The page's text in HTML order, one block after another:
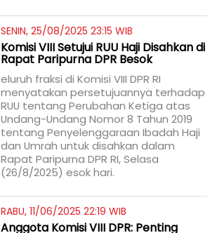
SENIN, 25/08/2025 23:15 WIB
Komisi VIII Setujui RUU Haji Disahkan di
Rapat Paripurna DPR Besok
eluruh fraksi di Komisi VIII DPR RI
menyatakan persetujuannya terhadap
RUU tentang Perubahan Ketiga atas
Undang-Undang Nomor 8 Tahun 2019
tentang Penyelenggaraan Ibadah Haji
dan Umrah untuk disahkan dalam
Rapat Paripurna DPR RI, Selasa
(26/8/2025) esok hari.
RABU, 11/06/2025 22:19 WIB
Anggota Komisi VIII DPR: Penting